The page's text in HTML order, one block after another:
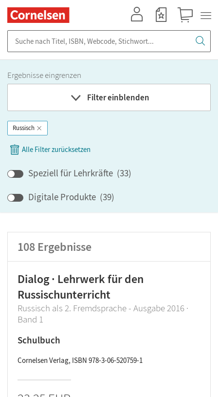
Ergebnisse eingrenzen
Filter einblenden
Fach
Klassenstufe
Produktart
Russisch
Alle Filter zurücksetzen
Speziell für Lehrkräfte (33)
Digitale Produkte (39)
108 Ergebnisse
Dialog · Lehrwerk für den
Russischunterricht
Russisch als 2. Fremdsprache - Ausgabe 2016 ·
Band 1
Schulbuch
Cornelsen Verlag, ISBN 978-3-06-520759-1